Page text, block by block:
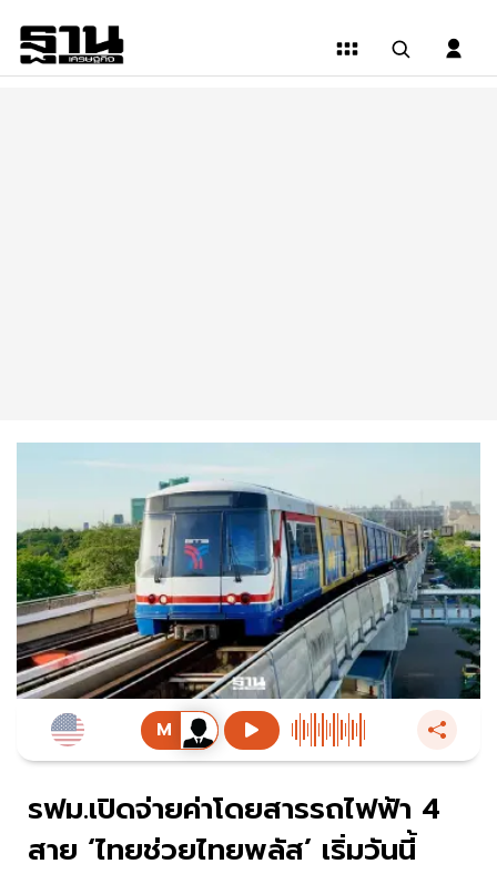
รฟม.เปิดจ่ายค่าโดยสารรถไฟฟ้า 4
สาย ‘ไทยช่วยไทยพลัส’ เริ่มวันนี้